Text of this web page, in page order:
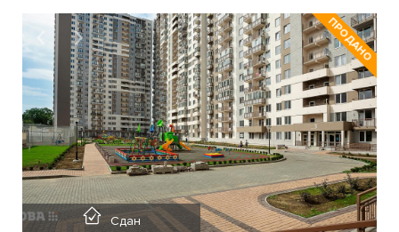
ПРОДАНО
‹ ›
Сдан